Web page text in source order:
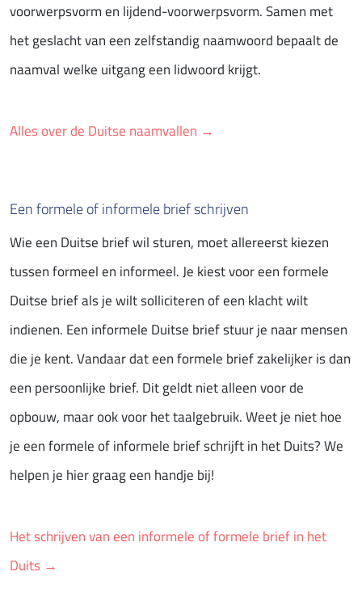
voorwerpsvorm en lijdend-voorwerpsvorm. Samen met
het geslacht van een zelfstandig naamwoord bepaalt de
naamval welke uitgang een lidwoord krijgt.
Alles over de Duitse naamvallen →
Een formele of informele brief schrijven
Wie een Duitse brief wil sturen, moet allereerst kiezen
tussen formeel en informeel. Je kiest voor een formele
Duitse brief als je wilt solliciteren of een klacht wilt
indienen. Een informele Duitse brief stuur je naar mensen
die je kent. Vandaar dat een formele brief zakelijker is dan
een persoonlijke brief. Dit geldt niet alleen voor de
opbouw, maar ook voor het taalgebruik. Weet je niet hoe
je een formele of informele brief schrijft in het Duits? We
helpen je hier graag een handje bij!
Het schrijven van een informele of formele brief in het
Duits →